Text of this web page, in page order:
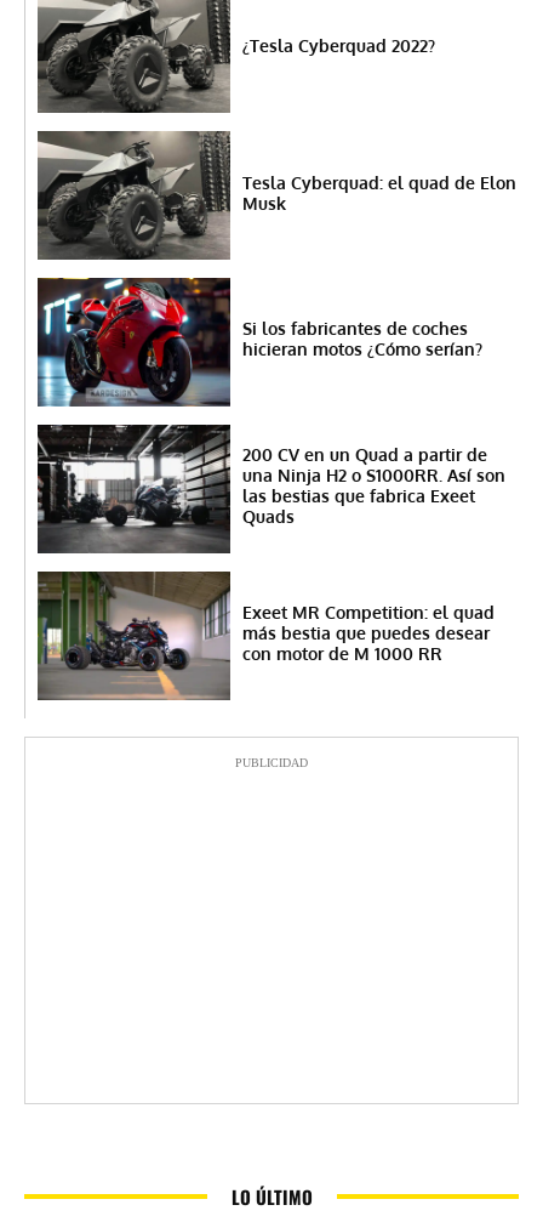
¿Tesla Cyberquad 2022?
Tesla Cyberquad: el quad de Elon
Musk
Si los fabricantes de coches
hicieran motos ¿Cómo serían?
200 CV en un Quad a partir de
una Ninja H2 o S1000RR. Así son
las bestias que fabrica Exeet
Quads
Exeet MR Competition: el quad
más bestia que puedes desear
con motor de M 1000 RR
PUBLICIDAD
LO ÚLTIMO